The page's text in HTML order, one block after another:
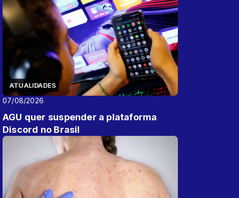
ATUALIDADES
07/08/2026
AGU quer suspender a plataforma
Discord no Brasil